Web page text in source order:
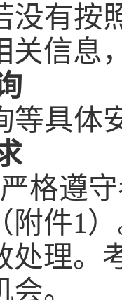
没有按
关信息
等具体
格遵
附件1
处理。
。